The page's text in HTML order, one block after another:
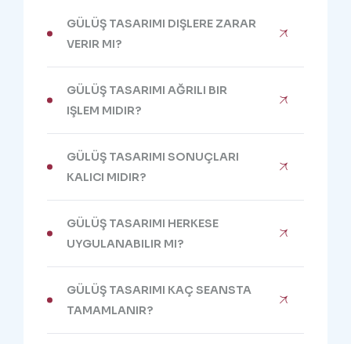
GÜLÜŞ TASARIMI DIŞLERE ZARAR
VERIR MI?
GÜLÜŞ TASARIMI AĞRILI BIR
IŞLEM MIDIR?
GÜLÜŞ TASARIMI SONUÇLARI
KALICI MIDIR?
GÜLÜŞ TASARIMI HERKESE
UYGULANABILIR MI?
GÜLÜŞ TASARIMI KAÇ SEANSTA
TAMAMLANIR?